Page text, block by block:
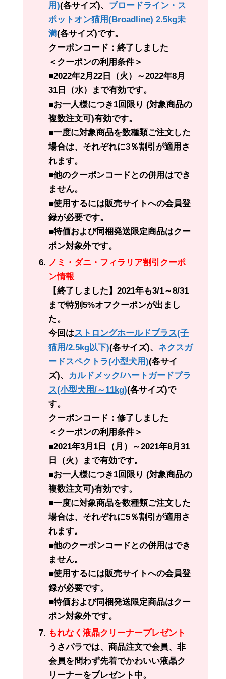
用)(各サイズ)、 ブロードライン・ス
ポットオン猫用(Broadline) 2.5kg未
満(各サイズ)です。
クーポンコード：終了しました
＜クーポンの利用条件＞
■2022年2月22日（火）～2022年8月
31日（水）まで有効です。
■お一人様につき1回限り (対象商品の
複数注文可)有効です。
■一度に対象商品を数種類ご注文した
場合は、それぞれに3％割引が適用さ
れます。
■他のクーポンコードとの併用はでき
ません。
■使用するには販売サイトへの会員登
録が必要です。
■特価および同梱発送限定商品はクー
ポン対象外です。
ノミ・ダニ・フィラリア割引クーポ
ン情報
【終了しました】2021年も3/1～8/31
まで特別5%オフクーポンが出まし
た。
今回はストロングホールドプラス(子
猫用/2.5kg以下)(各サイズ)、 ネクスガ
ードスペクトラ(小型犬用)(各サイ
ズ)、
カルドメック/ハートガードプラ
ス(小型犬用/～11kg)(各サイズ)で
す。
クーポンコード：修了しました
＜クーポンの利用条件＞
■2021年3月1日（月）～2021年8月31
日（火）まで有効です。
■お一人様につき1回限り (対象商品の
複数注文可)有効です。
■一度に対象商品を数種類ご注文した
場合は、それぞれに5％割引が適用さ
れます。
■他のクーポンコードとの併用はでき
ません。
■使用するには販売サイトへの会員登
録が必要です。
■特価および同梱発送限定商品はクー
ポン対象外です。
もれなく液晶クリーナープレゼント
うさパラでは、商品注文で会員、非
会員を問わず先着でかわいい液晶ク
リーナーをプレゼント中。